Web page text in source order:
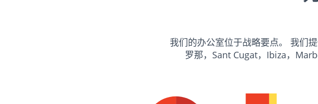
我们的办公室位于战略要点。 我们
罗那，Sant Cugat，Ibiza，